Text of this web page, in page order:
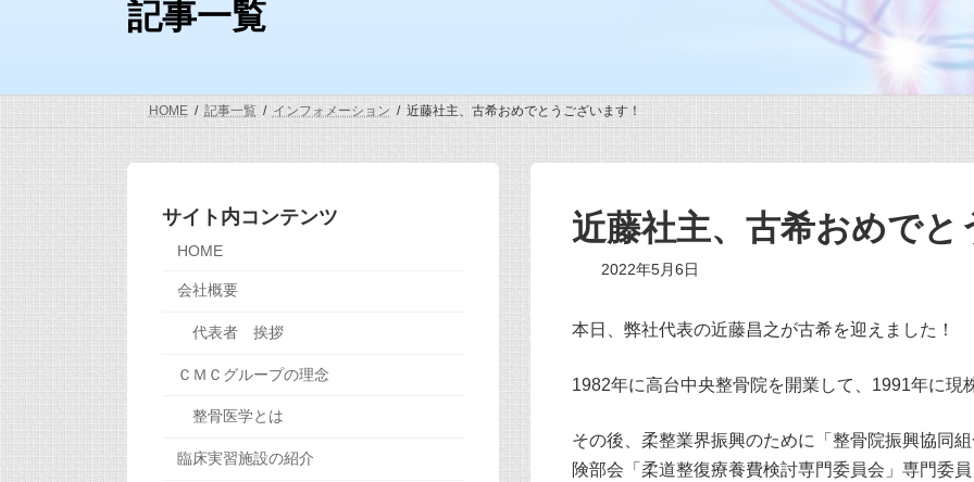
記事一覧
HOME 記事一覧 インフォメーション 近藤社主、古希おめでとうございます！
近藤社主、古希おめで
2022年5月6日
本日、弊社代表の近藤昌之が古希を迎えました！
1982年に高台中央整骨院を開業して、1991年に現
その後、柔整業界振興のために「整骨院振興協同
険部会「柔道整復療養費検討専門委員会」専門委
サイト内コンテンツ
HOME
会社概要
代表者 挨拶
ＣＭＣグループの理念
整骨医学とは
臨床実習施設の紹介